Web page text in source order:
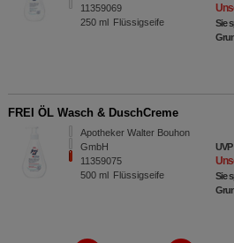
11359069
250 ml Flüssigseife Sie
FREI ÖL Wasch & DuschCreme
Apotheker Walter Bouhon
GmbH
11359075
500 ml Flüssigseife
UVP
Sie